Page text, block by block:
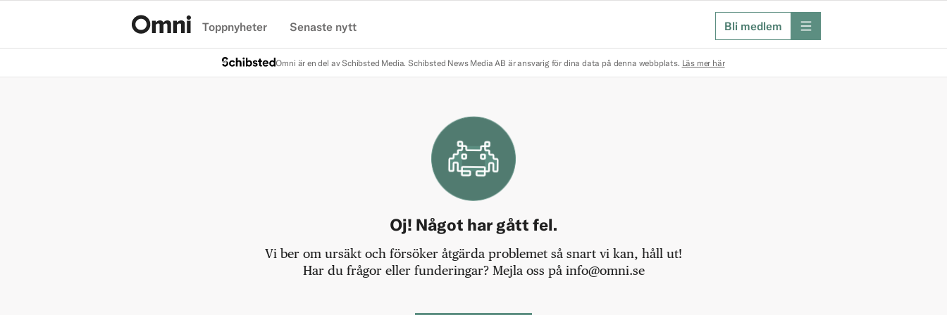
Toppnyheter Senaste nytt Bli medlem meny
Omni är en del av Schibsted Media. Schibsted News Media AB är ansvarig för dina data på denna webbplats. Läs mer här
Oj! Något har gått fel.
Vi ber om ursäkt och försöker åtgärda problemet så snart vi kan, håll ut!
Har du frågor eller funderingar? Mejla oss på info@omni.se